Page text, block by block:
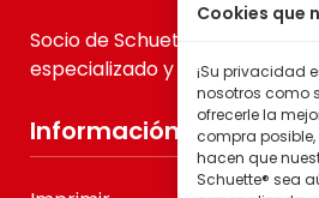
Socio de Schuette® para B2B,
especializado y proveedores
Información
Cookies que
¡Su privacidad
nosotros como
ofrecerle la
compra
hacen que
Schuette® sea